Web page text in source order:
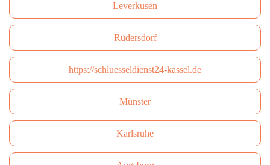
Leverkusen
Rüdersdorf
https://schluesseldienst24-kassel.de
Münster
Karlsruhe